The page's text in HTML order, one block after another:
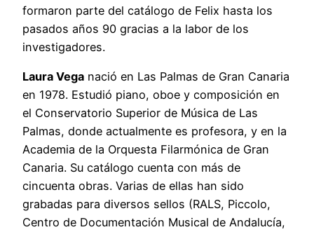
formaron parte del catálogo de Felix hasta los
pasados años 90 gracias a la labor de los
investigadores.
Laura Vega nació en Las Palmas de Gran Canaria
en 1978. Estudió piano, oboe y composición en
el Conservatorio Superior de Música de Las
Palmas, donde actualmente es profesora, y en la
Academia de la Orquesta Filarmónica de Gran
Canaria. Su catálogo cuenta con más de
cincuenta obras. Varias de ellas han sido
grabadas para diversos sellos (RALS, Piccolo,
Centro de Documentación Musical de Andalucía,